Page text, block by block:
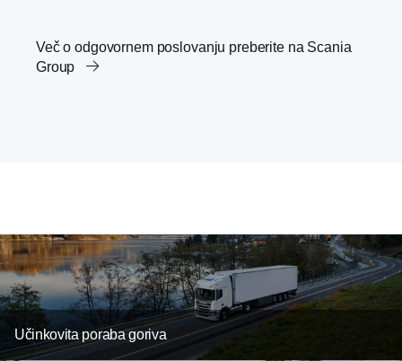
Več o odgovornem poslovanju preberite na Scania
Group
Učinkovita poraba goriva